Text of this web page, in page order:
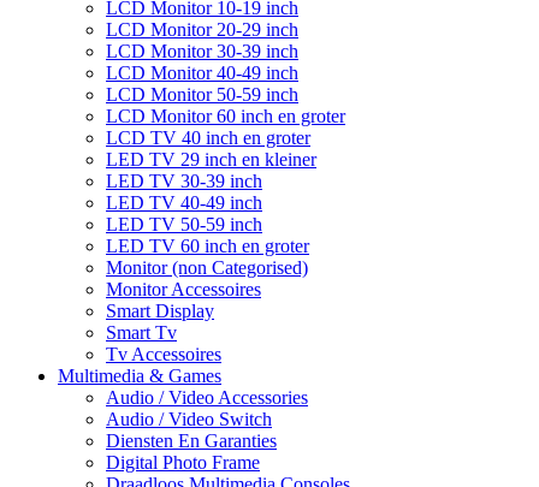
LCD Monitor 10-19 inch
LCD Monitor 20-29 inch
LCD Monitor 30-39 inch
LCD Monitor 40-49 inch
LCD Monitor 50-59 inch
LCD Monitor 60 inch en groter
LCD TV 40 inch en groter
LED TV 29 inch en kleiner
LED TV 30-39 inch
LED TV 40-49 inch
LED TV 50-59 inch
LED TV 60 inch en groter
Monitor (non Categorised)
Monitor Accessoires
Smart Display
Smart Tv
Tv Accessoires
Multimedia & Games
Audio / Video Accessories
Audio / Video Switch
Diensten En Garanties
Digital Photo Frame